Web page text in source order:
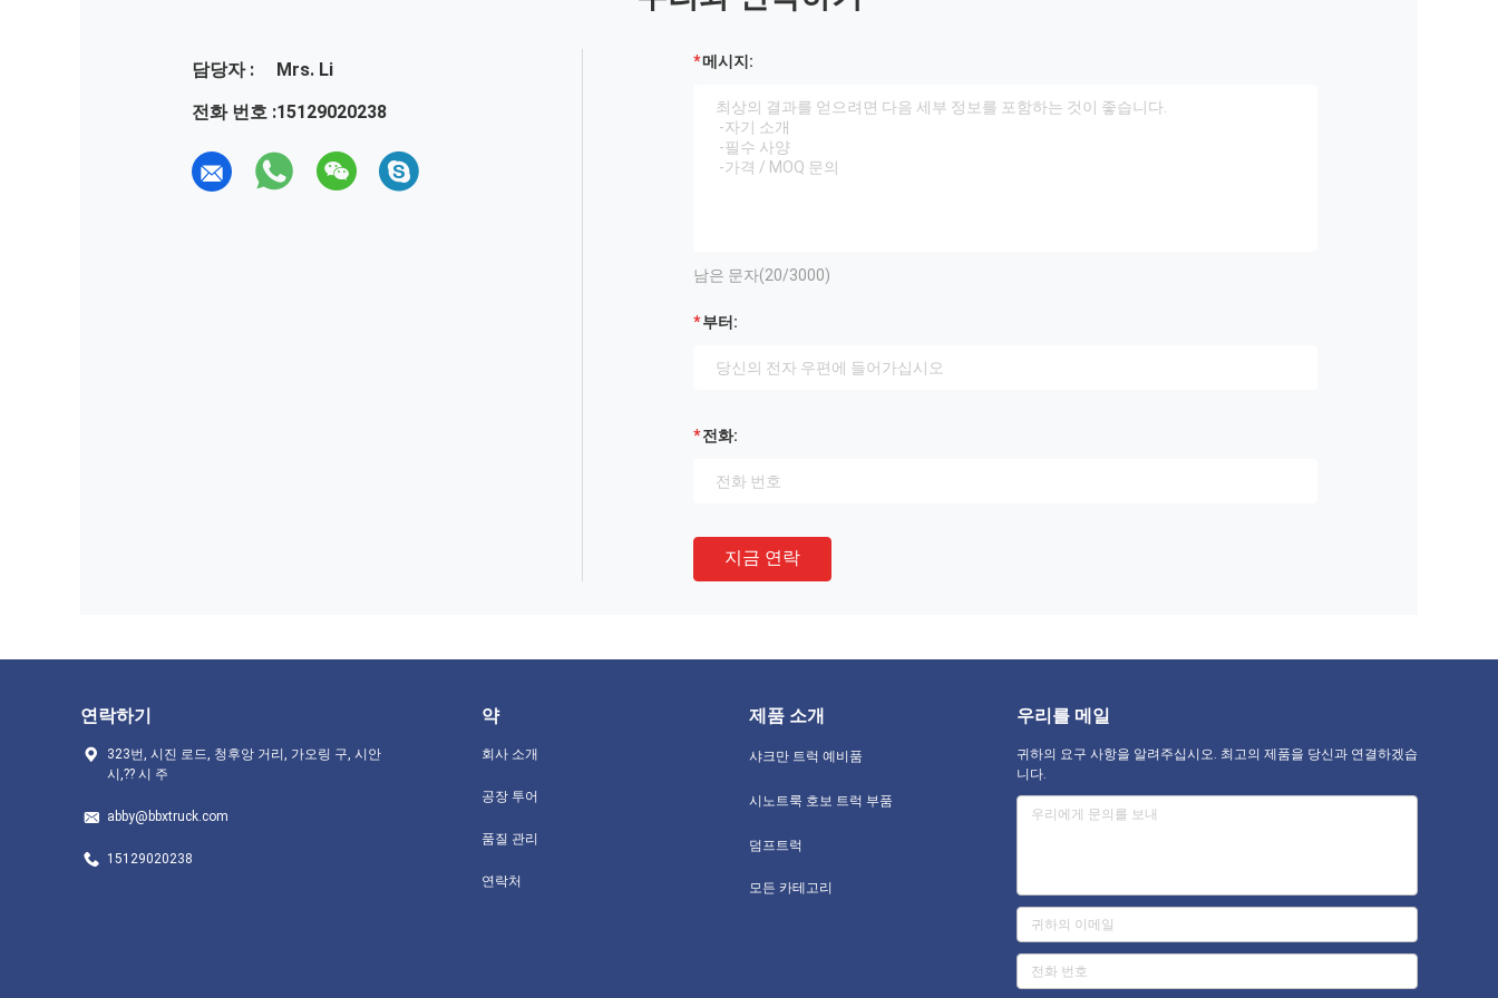
담당자 :
Mrs. Li
전화 번호 :15129020238
메시지:
남은 문자(20/3000)
부터:
전화:
지금 연락
연락하기
323번, 시진 로드, 청후앙 거리, 가오링 구, 시안
시,?? 시 주
abby@bbxtruck.com
15129020238
약
회사 소개
공장 투어
품질 관리
연락처
제품 소개
샤크만 트럭 예비품
시노트룩 호보 트럭 부품
덤프트럭
모든 카테고리
우리를 메일
귀하의 요구 사항을 알려주십시오. 최고의 제품을 당신과 연결하겠습
니다.